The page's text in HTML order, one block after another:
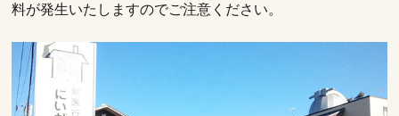
料が発生いたしますのでご注意ください。